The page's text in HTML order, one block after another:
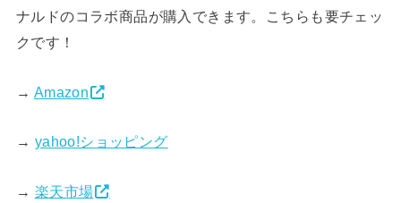
ナルドのコラボ商品が購入できます。こちらも要チェッ
クです！
→ Amazon
→ yahoo!ショッピング
→ 楽天市場